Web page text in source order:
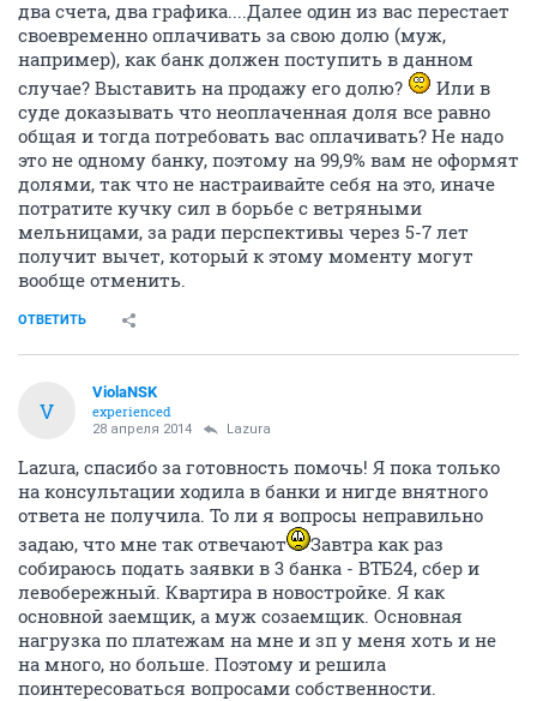
два счета, два графика....Далее один из вас перестает
своевременно оплачивать за свою долю (муж,
например), как банк должен поступить в данном
случае? Выставить на продажу его долю?
Или в
суде доказывать что неоплаченная доля все равно
общая и тогда потребовать вас оплачивать? Не надо
это не одному банку, поэтому на 99,9% вам не оформят
долями, так что не настраивайте себя на это, иначе
потратите кучку сил в борьбе с ветряными
мельницами, за ради перспективы через 5-7 лет
получит вычет, который к этому моменту могут
вообще отменить.
ОТВЕТИТЬ
V
ViolaNSK
experienced
28 апреля 2014 Lazura
Lazura, спасибо за готовность помочь! Я пока только
на консультации ходила в банки и нигде внятного
ответа не получила. То ли я вопросы неправильно
задаю, что мне так отвечают
Завтра как раз
собираюсь подать заявки в 3 банка - ВТБ24, сбер и
левобережный. Квартира в новостройке. Я как
основной заемщик, а муж созаемщик. Основная
нагрузка по платежам на мне и зп у меня хоть и не
на много, но больше. Поэтому и решила
поинтересоваться вопросами собственности.